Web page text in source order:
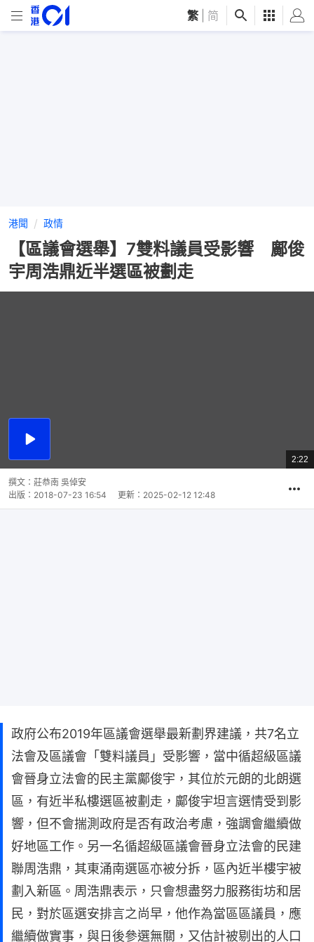
繁 简
港聞 政情
【區議會選舉】7雙料議員受影響 鄺俊
宇周浩鼎近半選區被劃走
播
總
共
2:22
撰文： 莊恭南 吳倬安
出版： 2018-07-23 16:54 更新： 2025-02-12 12:48
政府公布2019年區議會選舉最新劃界建議，共7名立
法會及區議會「雙料議員」受影響，當中循超級區議
會晉身立法會的民主黨鄺俊宇，其位於元朗的北朗選
區，有近半私樓選區被劃走，鄺俊宇坦言選情受到影
響，但不會揣測政府是否有政治考慮，強調會繼續做
好地區工作。另一名循超級區議會晉身立法會的民建
聯周浩鼎，其東涌南選區亦被分拆，區內近半樓宇被
劃入新區。周浩鼎表示，只會想盡努力服務街坊和居
民，對於區選安排言之尚早，他作為當區區議員，應
繼續做實事，與日後參選無關，又估計被剔出的人口